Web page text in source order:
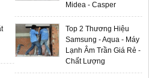
Midea - Casper
Top 2 Thương Hiệu
Samsung - Aqua - Máy
Lạnh Âm Trần Giá Rẻ -
Chất Lượng